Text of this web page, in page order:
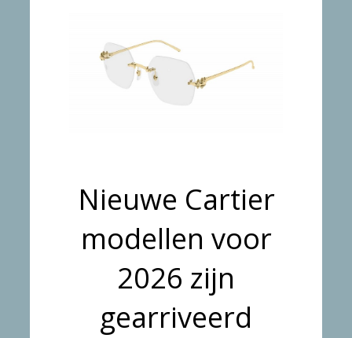
Nieuwe Cartier
modellen voor
2026 zijn
gearriveerd